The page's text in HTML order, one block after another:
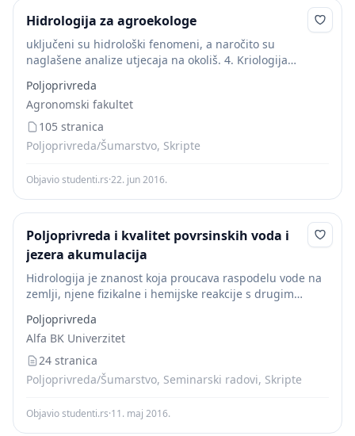
Hidrologija za agroekologe
uključeni su hidrološki fenomeni, a naročito su
naglašene analize utjecaja na okoliš. 4. Kriologija
led, tuču, snijeg i soliku. 5. Hidrologija podzemnih
voda...
Poljoprivreda
Agronomski fakultet
105 stranica
Poljoprivreda/Šumarstvo, Skripte
Objavio studenti.rs·22. jun 2016.
Poljoprivreda i kvalitet povrsinskih voda i
jezera akumulacija
Hidrologija je znanost koja proucava raspodelu vode na
zemlji, njene fizikalne i hemijske reakcije s drugim
na zemlji, a...
Poljoprivreda
Alfa BK Univerzitet
24 stranica
Poljoprivreda/Šumarstvo, Seminarski radovi, Skripte
Objavio studenti.rs·11. maj 2016.